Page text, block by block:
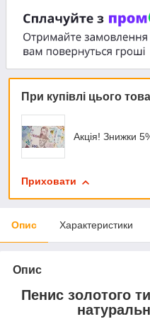
При купівлі цього
Акція! Знижки
Приховати
Опис Характеристики
Опис
Пенис золотого